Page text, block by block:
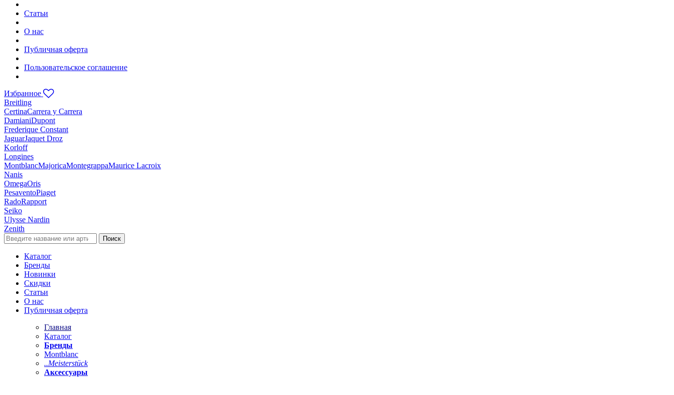
Статьи
О нас
Публичная оферта
Пользовательское соглашение
Избранное
Breitling
CertinaCarrera y Carrera
DamianiDupont
Frederique Constant
JaguarJaquet Droz
Korloff
Longines
MontblancMajoricaMontegrappaMaurice Lacroix
Nanis
OmegaOris
PesaventoPiaget
RadoRapport
Seiko
Ulysse Nardin
Zenith
Поиск
Каталог
Бренды
Новинки
Скидки
Статьи
О нас
Публичная оферта
Главная
Каталог
Бренды
Montblanc
..Meisterstück
Аксессуары